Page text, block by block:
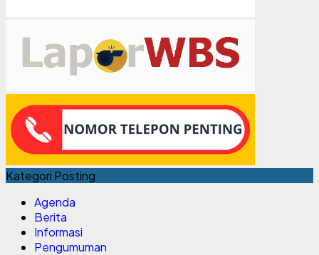
Kategori Posting
Agenda
Berita
Informasi
Pengumuman